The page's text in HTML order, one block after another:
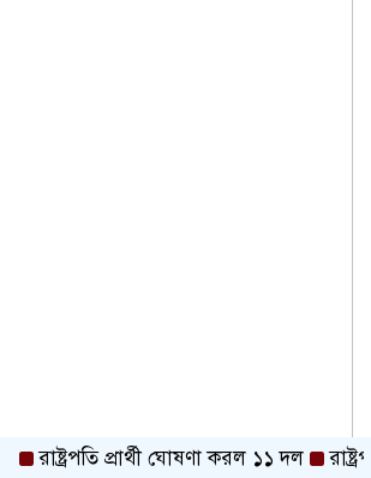
রাষ্ট্রপতি প্রার্থী ঘোষণা করল ১১ দল রাষ্ট্রপতি